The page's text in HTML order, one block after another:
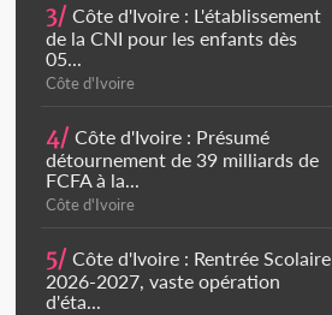
3/ Côte d'Ivoire : L'établissement
de la CNI pour les enfants dès
05...
Côte d'Ivoire
4/ Côte d'Ivoire : Présumé
détournement de 39 milliards de
FCFA à la...
Côte d'Ivoire
5/ Côte d'Ivoire : Rentrée Scolaire
2026-2027, vaste opération
d'éta...